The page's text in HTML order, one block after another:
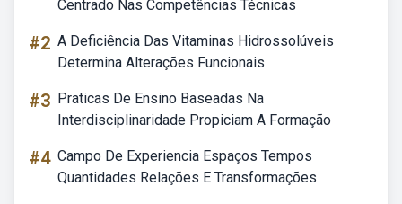
Centrado Nas Competências Técnicas
#2 A Deficiência Das Vitaminas Hidrossolúveis
Determina Alterações Funcionais
#3 Praticas De Ensino Baseadas Na
Interdisciplinaridade Propiciam A Formação
#4 Campo De Experiencia Espaços Tempos
Quantidades Relações E Transformações